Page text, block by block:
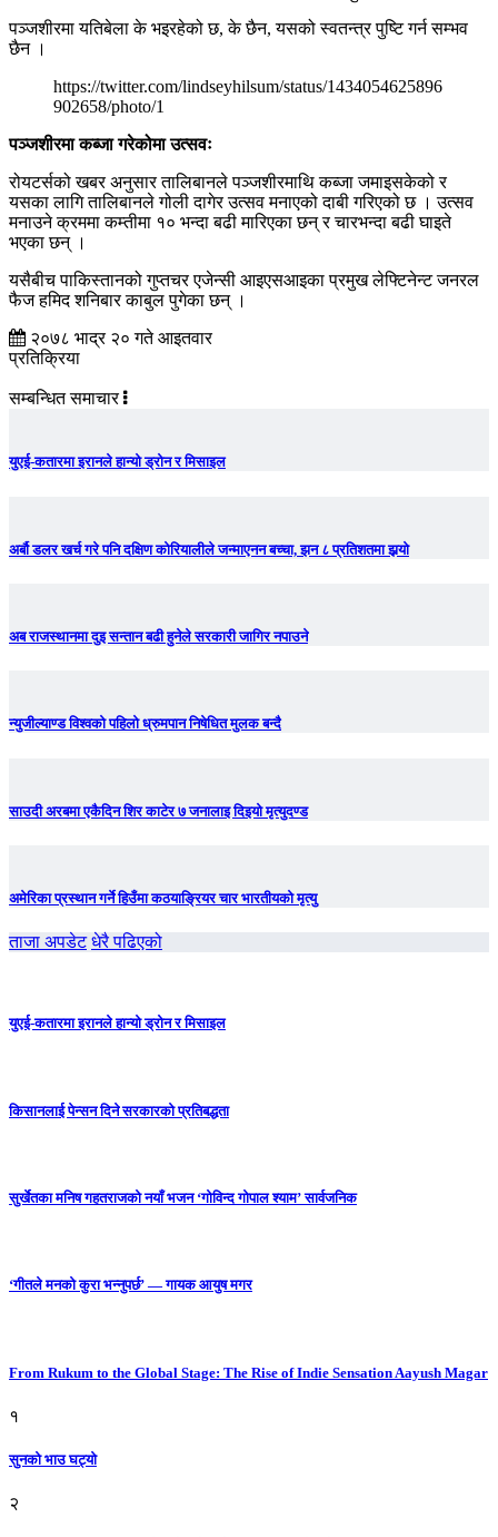
पञ्जशीरमा यतिबेला के भइरहेको छ, के छैन, यसको स्वतन्त्र पुष्टि गर्न सम्भव
छैन ।
https://twitter.com/lindseyhilsum/status/1434054625896
902658/photo/1
पञ्जशीरमा कब्जा गरेकोमा उत्सवः
रोयटर्सको खबर अनुसार तालिबानले पञ्जशीरमाथि कब्जा जमाइसकेको र
यसका लागि तालिबानले गोली दागेर उत्सव मनाएको दाबी गरिएको छ । उत्सव
मनाउने क्रममा कम्तीमा १० भन्दा बढी मारिएका छन् र चारभन्दा बढी घाइते
भएका छन् ।
यसैबीच पाकिस्तानको गुप्तचर एजेन्सी आइएसआइका प्रमुख लेफ्टिनेन्ट जनरल
फैज हमिद शनिबार काबुल पुगेका छन् ।
२०७८ भाद्र २० गते आइतवार
प्रतिक्रिया
सम्बन्धित समाचार
युएई-कतारमा इरानले हान्यो ड्रोन र मिसाइल
अर्बौ डलर खर्च गरे पनि दक्षिण कोरियालीले जन्माएनन बच्चा, झन ८ प्रतिशतमा झर्‍याे
अब राजस्थानमा दुइ सन्तान बढी हुनेले सरकारी जागिर नपाउने
न्युजील्याण्ड विश्वको पहिलो ध्रुमपान निषेधित मुलक बन्दै
साउदी अरबमा एकैदिन शिर काटेर ७ जनालाइ दिइयो मृत्युदण्ड
अमेरिका प्रस्थान गर्ने हिउँमा कठयाङ्रियर चार भारतीयको मृत्यु
ताजा अपडेट धेरै पढिएको
युएई-कतारमा इरानले हान्यो ड्रोन र मिसाइल
किसानलाई पेन्सन दिने सरकारको प्रतिबद्धता
सुर्खेतका मनिष गहतराजको नयाँ भजन ‘गोविन्द गोपाल श्याम’ सार्वजनिक
‘गीतले मनको कुरा भन्नुपर्छ’ — गायक आयुष मगर
From Rukum to the Global Stage: The Rise of Indie Sensation Aayush Magar
१
सुनको भाउ घट्याे
२